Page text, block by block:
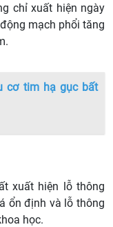
chỉ xuất hiện ngày
mạch phổi tăng
cơ tim hạ gục bất
xuất hiện lỗ thông
ổn định và lỗ thông
học.